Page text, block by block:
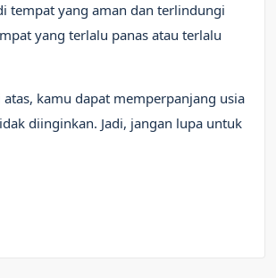
tempat yang aman dan terlindungi
yang terlalu panas atau terlalu
kamu dapat memperpanjang usia
diinginkan. Jadi, jangan lupa untuk